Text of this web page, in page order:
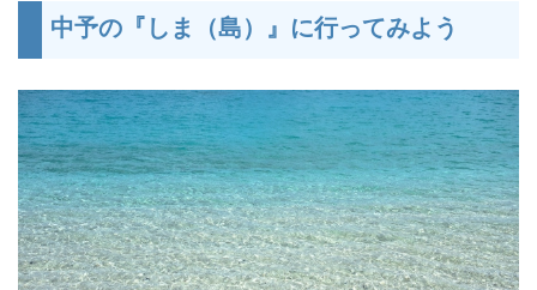
中予の『しま（島）』に行ってみよう